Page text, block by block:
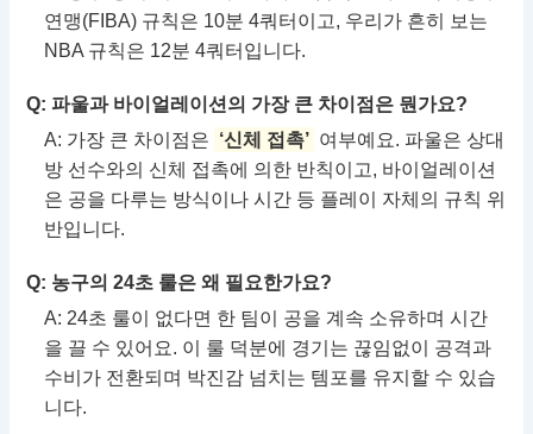
연맹(FIBA) 규칙은 10분 4쿼터이고, 우리가 흔히 보는
NBA 규칙은 12분 4쿼터입니다.
Q: 파울과 바이얼레이션의 가장 큰 차이점은 뭔가요?
A: 가장 큰 차이점은 ‘신체 접촉’ 여부예요. 파울은 상대
방 선수와의 신체 접촉에 의한 반칙이고, 바이얼레이션
은 공을 다루는 방식이나 시간 등 플레이 자체의 규칙 위
반입니다.
Q: 농구의 24초 룰은 왜 필요한가요?
A: 24초 룰이 없다면 한 팀이 공을 계속 소유하며 시간
을 끌 수 있어요. 이 룰 덕분에 경기는 끊임없이 공격과
수비가 전환되며 박진감 넘치는 템포를 유지할 수 있습
니다.